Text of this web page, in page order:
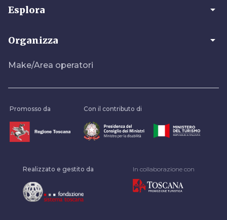
Esplora arrow_drop_down
Organizza arrow_drop_down
Make/Area operatori
Promosso da Con il contributo di
Realizzato e gestito da In collaborazione con